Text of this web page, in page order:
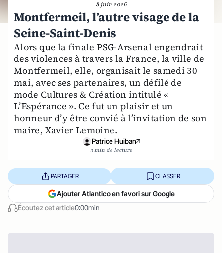
8 juin 2026
Montfermeil, l’autre visage de la
Seine-Saint-Denis
Alors que la finale PSG-Arsenal engendrait
des violences à travers la France, la ville de
Montfermeil, elle, organisait le samedi 30
mai, avec ses partenaires, un défilé de
mode Cultures & Création intitulé «
L’Espérance ». Ce fut un plaisir et un
honneur d’y être convié à l’invitation de son
maire, Xavier Lemoine.
Patrice Huiban
3 min de lecture
Écoutez cet article0:00min
PARTAGER CLASSER
Ajouter Atlantico en favori sur Google